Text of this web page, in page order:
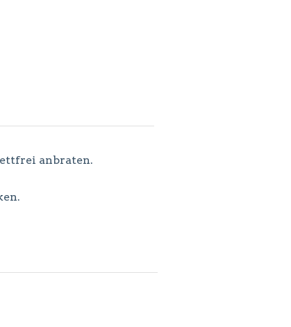
anbraten.